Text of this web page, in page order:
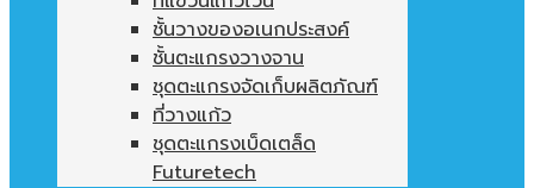
ชั้นวางของอเนกประสงค์
ชั้นตะแกรงวางจาน
ชุดตะแกรงจัดเก็บผลิตภัณฑ์
ที่วางแก้ว
ชุดตะแกรงเบ็ดเตล็ด
Futuretech